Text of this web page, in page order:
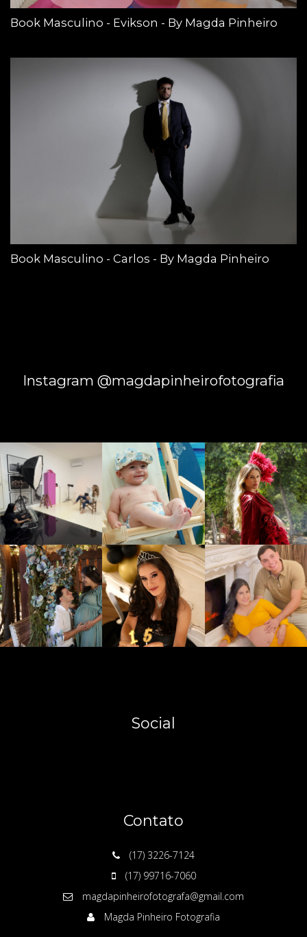
Book Masculino - Evikson - By Magda Pinheiro
Book Masculino - Carlos - By Magda Pinheiro
Instagram @magdapinheirofotografia
Social
Contato
(17) 3226-7124
(17) 99716-7060
magdapinheirofotografa@gmail.com
Magda Pinheiro Fotografia